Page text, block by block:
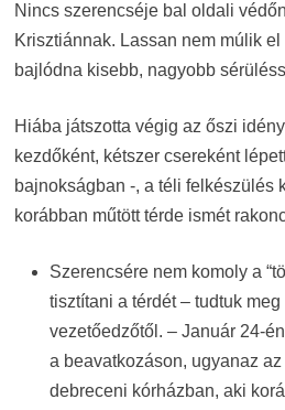
Nincs szerencséje bal oldali
Krisztiánnak. Lassan nem múlik
bajlódna kisebb, nagyobb
Hiába játszotta végig az őszi
kezdőként, kétszer csereként
bajnokságban -, a téli felkészülés
korábban műtött térde ismét
Szerencsére nem komoly a
tisztítani a térdét – tudtuk
vezetőedzőtől. – Január 24-
a beavatkozáson, ugyanaz
debreceni kórházban, aki